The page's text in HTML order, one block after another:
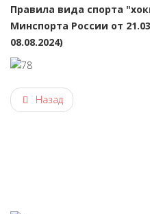
Правила вида спорта
Минспорта России от
08.08.2024)
Назад